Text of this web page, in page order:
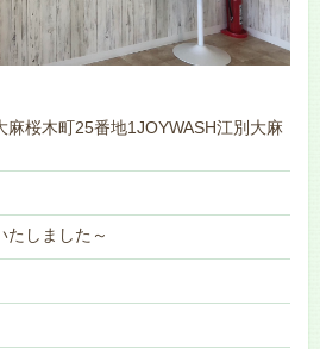
麻桜木町25番地1JOYWASH江別大麻
たしました～